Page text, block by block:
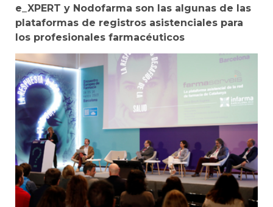
e_XPERT y Nodofarma son las algunas de las
plataformas de registros asistenciales para
los profesionales farmacéuticos